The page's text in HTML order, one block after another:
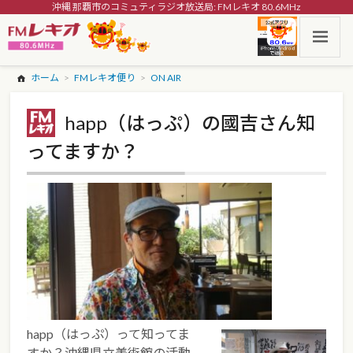
沖縄 那覇市のコミュティラジオ放送局: FMレキオ 80.6MHz
ホーム FMレキオ便り ON AIR
happ（はっぷ）の國吉さん知
ってますか？
happ（はっぷ）って知ってま